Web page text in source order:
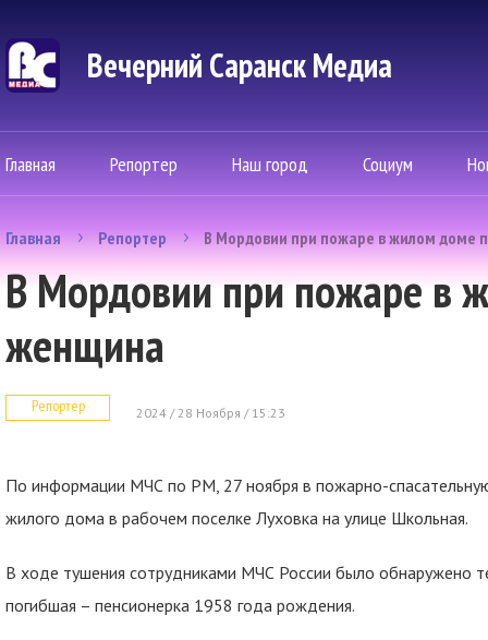
Вечерний Саранск Mедиа
Главная Репортер Наш город Социум
Главная Репортер В Мордовии при пожаре в жилом доме
В Мордовии при пожаре в
женщина
Репортер 2024 / 28 Ноября / 15:23
По информации МЧС по РМ, 27 ноября в пожарно-
жилого дома в рабочем поселке Луховка на улице Школьная.
В ходе тушения сотрудниками МЧС России было обнаружено
погибшая – пенсионерка 1958 года рождения.